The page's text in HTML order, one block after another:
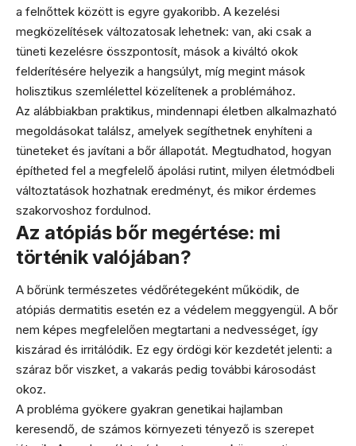
a felnőttek között is egyre gyakoribb. A kezelési
megközelítések változatosak lehetnek: van, aki csak a
tüneti kezelésre összpontosít, mások a kiváltó okok
felderítésére helyezik a hangsúlyt, míg megint mások
holisztikus szemlélettel közelítenek a problémához.
Az alábbiakban praktikus, mindennapi életben alkalmazható
megoldásokat találsz, amelyek segíthetnek enyhíteni a
tüneteket és javítani a bőr állapotát. Megtudhatod, hogyan
építheted fel a megfelelő ápolási rutint, milyen életmódbeli
változtatások hozhatnak eredményt, és mikor érdemes
szakorvoshoz fordulnod.
Az atópiás bőr megértése: mi
történik valójában?
A bőrünk természetes védőrétegeként működik, de
atópiás dermatitis esetén ez a védelem meggyengül. A bőr
nem képes megfelelően megtartani a nedvességet, így
kiszárad és irritálódik. Ez egy ördögi kör kezdetét jelenti: a
száraz bőr viszket, a vakarás pedig további károsodást
okoz.
A probléma gyökere gyakran genetikai hajlamban
keresendő, de számos környezeti tényező is szerepet